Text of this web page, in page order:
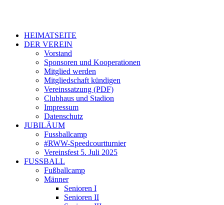
HEIMATSEITE
DER VEREIN
Vorstand
Sponsoren und Kooperationen
Mitglied werden
Mitgliedschaft kündigen
Vereinssatzung (PDF)
Clubhaus und Stadion
Impressum
Datenschutz
JUBILÄUM
Fussballcamp
#RWW-Speedcourtturnier
Vereinsfest 5. Juli 2025
FUSSBALL
Fußballcamp
Männer
Senioren I
Senioren II